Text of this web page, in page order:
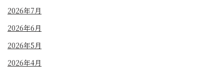
2026年7月
2026年6月
2026年5月
2026年4月